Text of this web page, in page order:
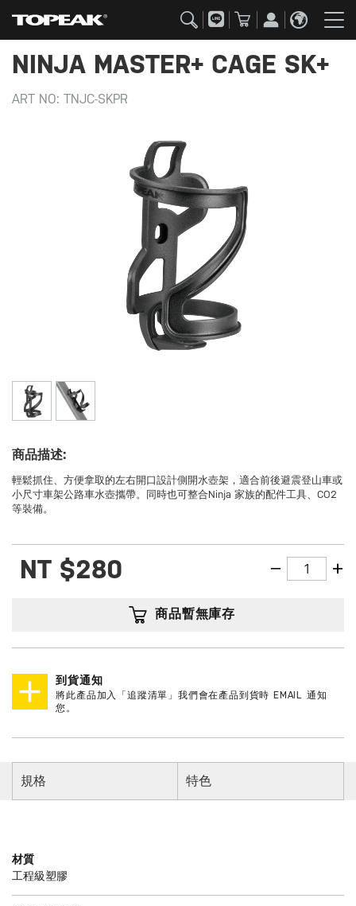
NINJA MASTER+ CAGE SK+
ART NO: TNJC-SKPR
商品描述:
輕鬆抓住、方便拿取的左右開口設計側開水壺架，適合前後避震登山車或
小尺寸車架公路車水壺攜帶。同時也可整合Ninja 家族的配件工具、CO2
等裝備。
NT $280
商品暫無庫存
到貨通知
將此產品加入「追蹤清單」我們會在產品到貨時 EMAIL 通知
您。
規格 特色
材質
工程級塑膠